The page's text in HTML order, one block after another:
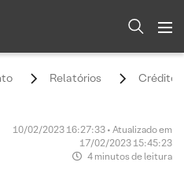
Relatórios Crédito
10/02/2023 16:27:33 • Atualizado em
17/02/2023 15:45:23
4 minutos de leitura